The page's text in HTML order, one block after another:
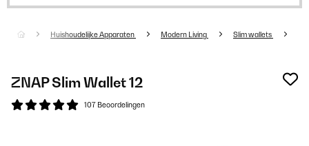
Huishoudelijke Apparaten Modern Living Slim wallets
ZNAP Slim Wallet 12
107 Beoordelingen